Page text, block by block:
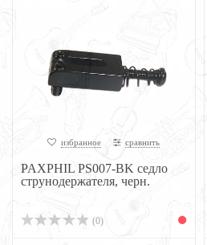
избранное сравнить
PAXPHIL PS007-BK седло
струнодержателя, черн.
(0)